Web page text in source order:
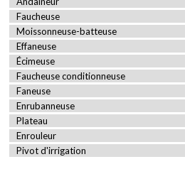
Faucheuse
Moissonneuse-batteuse
Effaneuse
Écimeuse
Faucheuse conditionneuse
Faneuse
Enrubanneuse
Plateau
Enrouleur
Pivot d'irrigation